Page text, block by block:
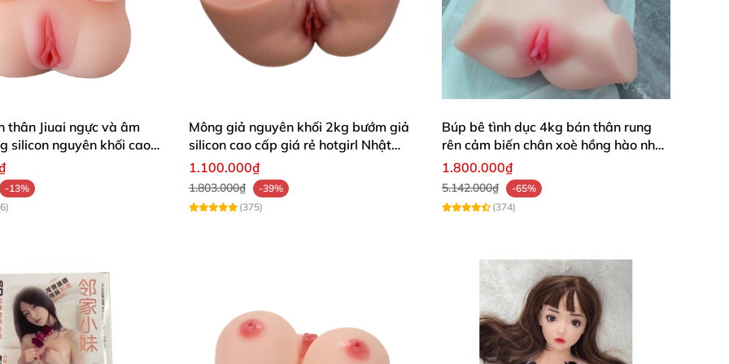
hút ẩm, phấn bảo quản, que phát nhiệt
Tiểu Long nữ 1m59 Đầu Silicone Thân TPE
Tiểu Long nữ 1m59 Đầu Silicone Thân TPE
thân Jiuai ngực và âm
silicon nguyên khối cao
-13%
Mông giả nguyên khối 2kg bướm giả
silicon cao cấp giá rẻ hotgirl Nhật
Bản 18+
1.100.000₫
1.803.000₫
-39%
(375)
Búp bê tình dục 4kg bán thân rung
rên cảm biến chân xoè hồng hào như
người thật
1.800.000₫
5.142.000₫
-65%
(374)